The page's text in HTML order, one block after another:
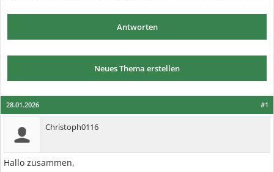
Antworten
Neues Thema erstellen
#1
28.01.2026
Christoph0116
Hallo zusammen,